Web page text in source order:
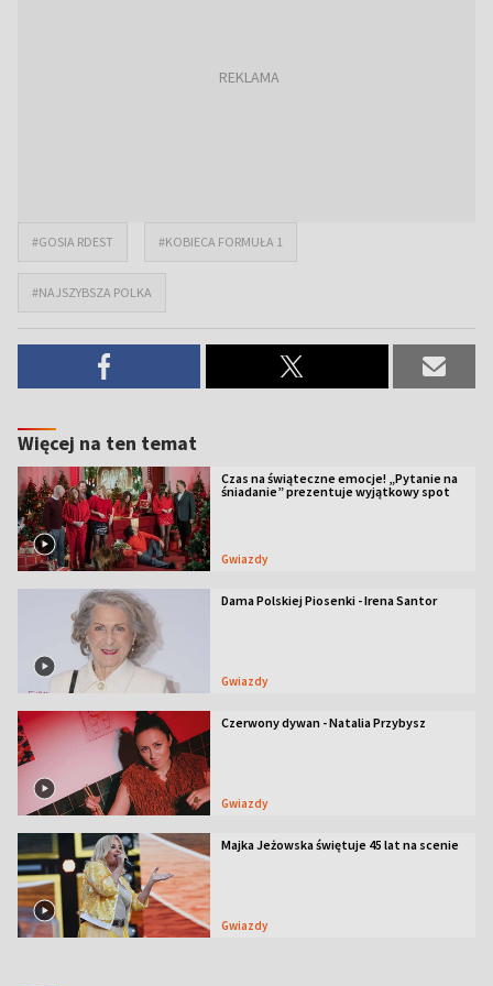
#GOSIA RDEST #KOBIECA FORMUŁA 1
#NAJSZYBSZA POLKA
Więcej na ten temat
Czas na świąteczne emocje! „Pytanie na
śniadanie” prezentuje wyjątkowy spot
Gwiazdy
Dama Polskiej Piosenki - Irena Santor
Gwiazdy
Czerwony dywan - Natalia Przybysz
Gwiazdy
Majka Jeżowska świętuje 45 lat na scenie
Gwiazdy